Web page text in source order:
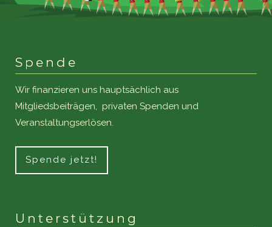
Spende
Wir finanzieren uns hauptsächlich aus
Mitgliedsbeiträgen, privaten Spenden und
Veranstaltungserlösen.
Spende jetzt!
Unterstützung